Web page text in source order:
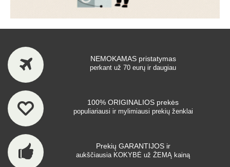
NEMOKAMAS pristatymas
perkant už 70 eurų ir daugiau
100% ORIGINALIOS prekės
populiariausi ir mylimiausi prekių ženklai
Prekių GARANTIJOS ir
aukščiausia KOKYBĖ už ŽEMĄ kainą